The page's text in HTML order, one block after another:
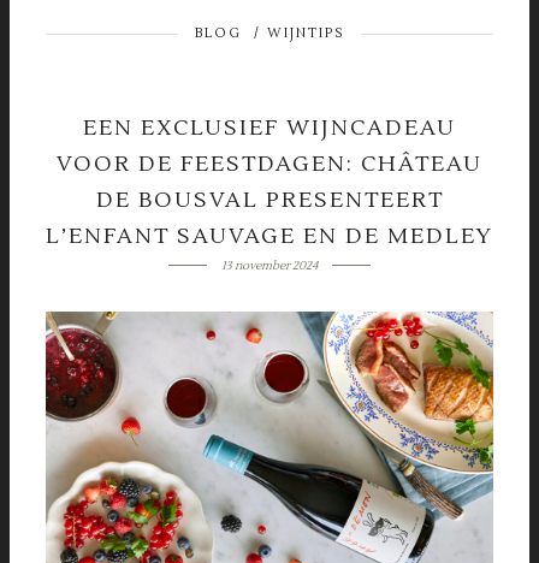
BLOG / WIJNTIPS
EEN EXCLUSIEF WIJNCADEAU
VOOR DE FEESTDAGEN: CHÂTEAU
DE BOUSVAL PRESENTEERT
L’ENFANT SAUVAGE EN DE MEDLEY
13 november 2024